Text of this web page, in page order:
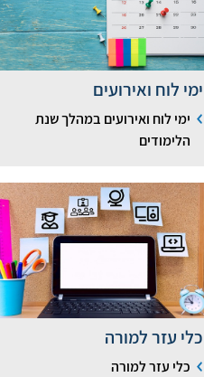
ימי לוח ואירועים
ימי לוח ואירועים במהלך שנת
הלימודים
כלי עזר למורה
כלי עזר למורה